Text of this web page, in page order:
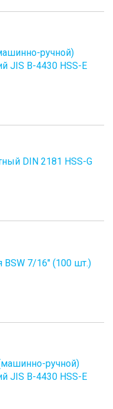
ручной)
JIS B-4430 HSS-E
DIN 2181 HSS-G
BSW 7/16" (100 шт.)
ручной)
JIS B-4430 HSS-E